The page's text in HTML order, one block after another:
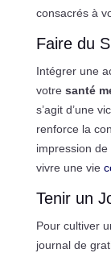
consacrés à
Faire du
Intégrer une
votre santé
s’agit d’une
renforce la
impression
vivre une vie
Tenir un
Pour cultiver
journal de